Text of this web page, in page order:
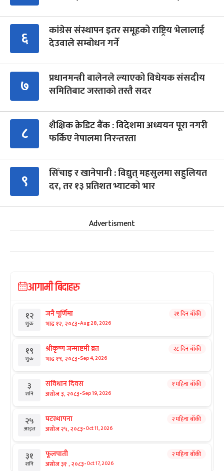
६
कांग्रेस संस्थापन इतर समूहको राष्ट्रिय भेलालाई
देउवाले सम्बोधन गर्ने
७
प्रधानमन्त्री बालेनले ल्याएको विधेयक संसदीय
समितिबाट जस्ताको तस्तै सदर
८
शैक्षिक क्रेडिट बैंक : विदेशमा अध्ययन पूरा नगरी
फर्किए नेपालमा निरन्तरता
९
सिँचाइ र खानेपानी : विद्युत् महसुलमा सहुलियत
दर, तर १३ प्रतिशत भ्याटको भार
Advertisment
आगामी बिदाहरु
१२
शुक्र
जनै पूर्णिमा
भाद्र १२, २०८३-Aug 28, 2026
२१ दिन बाँकी
१९
शुक्र
श्रीकृष्ण जन्माष्टमी व्रत
भाद्र १९, २०८३-Sep 4, 2026
२८ दिन बाँकी
३
शनि
संविधान दिवस
असोज ३, २०८३-Sep 19, 2026
१ महिना बाँकी
२५
आइत
घटस्थापना
असोज २५, २०८३-Oct 11, 2026
२ महिना बाँकी
३१
शनि
फूलपाती
असोज ३१ , २०८३-Oct 17, 2026
२ महिना बाँकी